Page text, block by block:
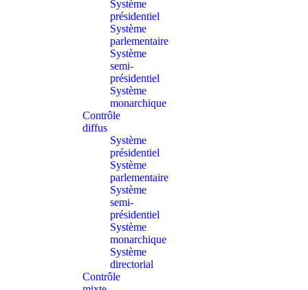
Système
présidentiel
Système
parlementaire
Système
semi-
présidentiel
Système
monarchique
Contrôle
diffus
Système
présidentiel
Système
parlementaire
Système
semi-
présidentiel
Système
monarchique
Système
directorial
Contrôle